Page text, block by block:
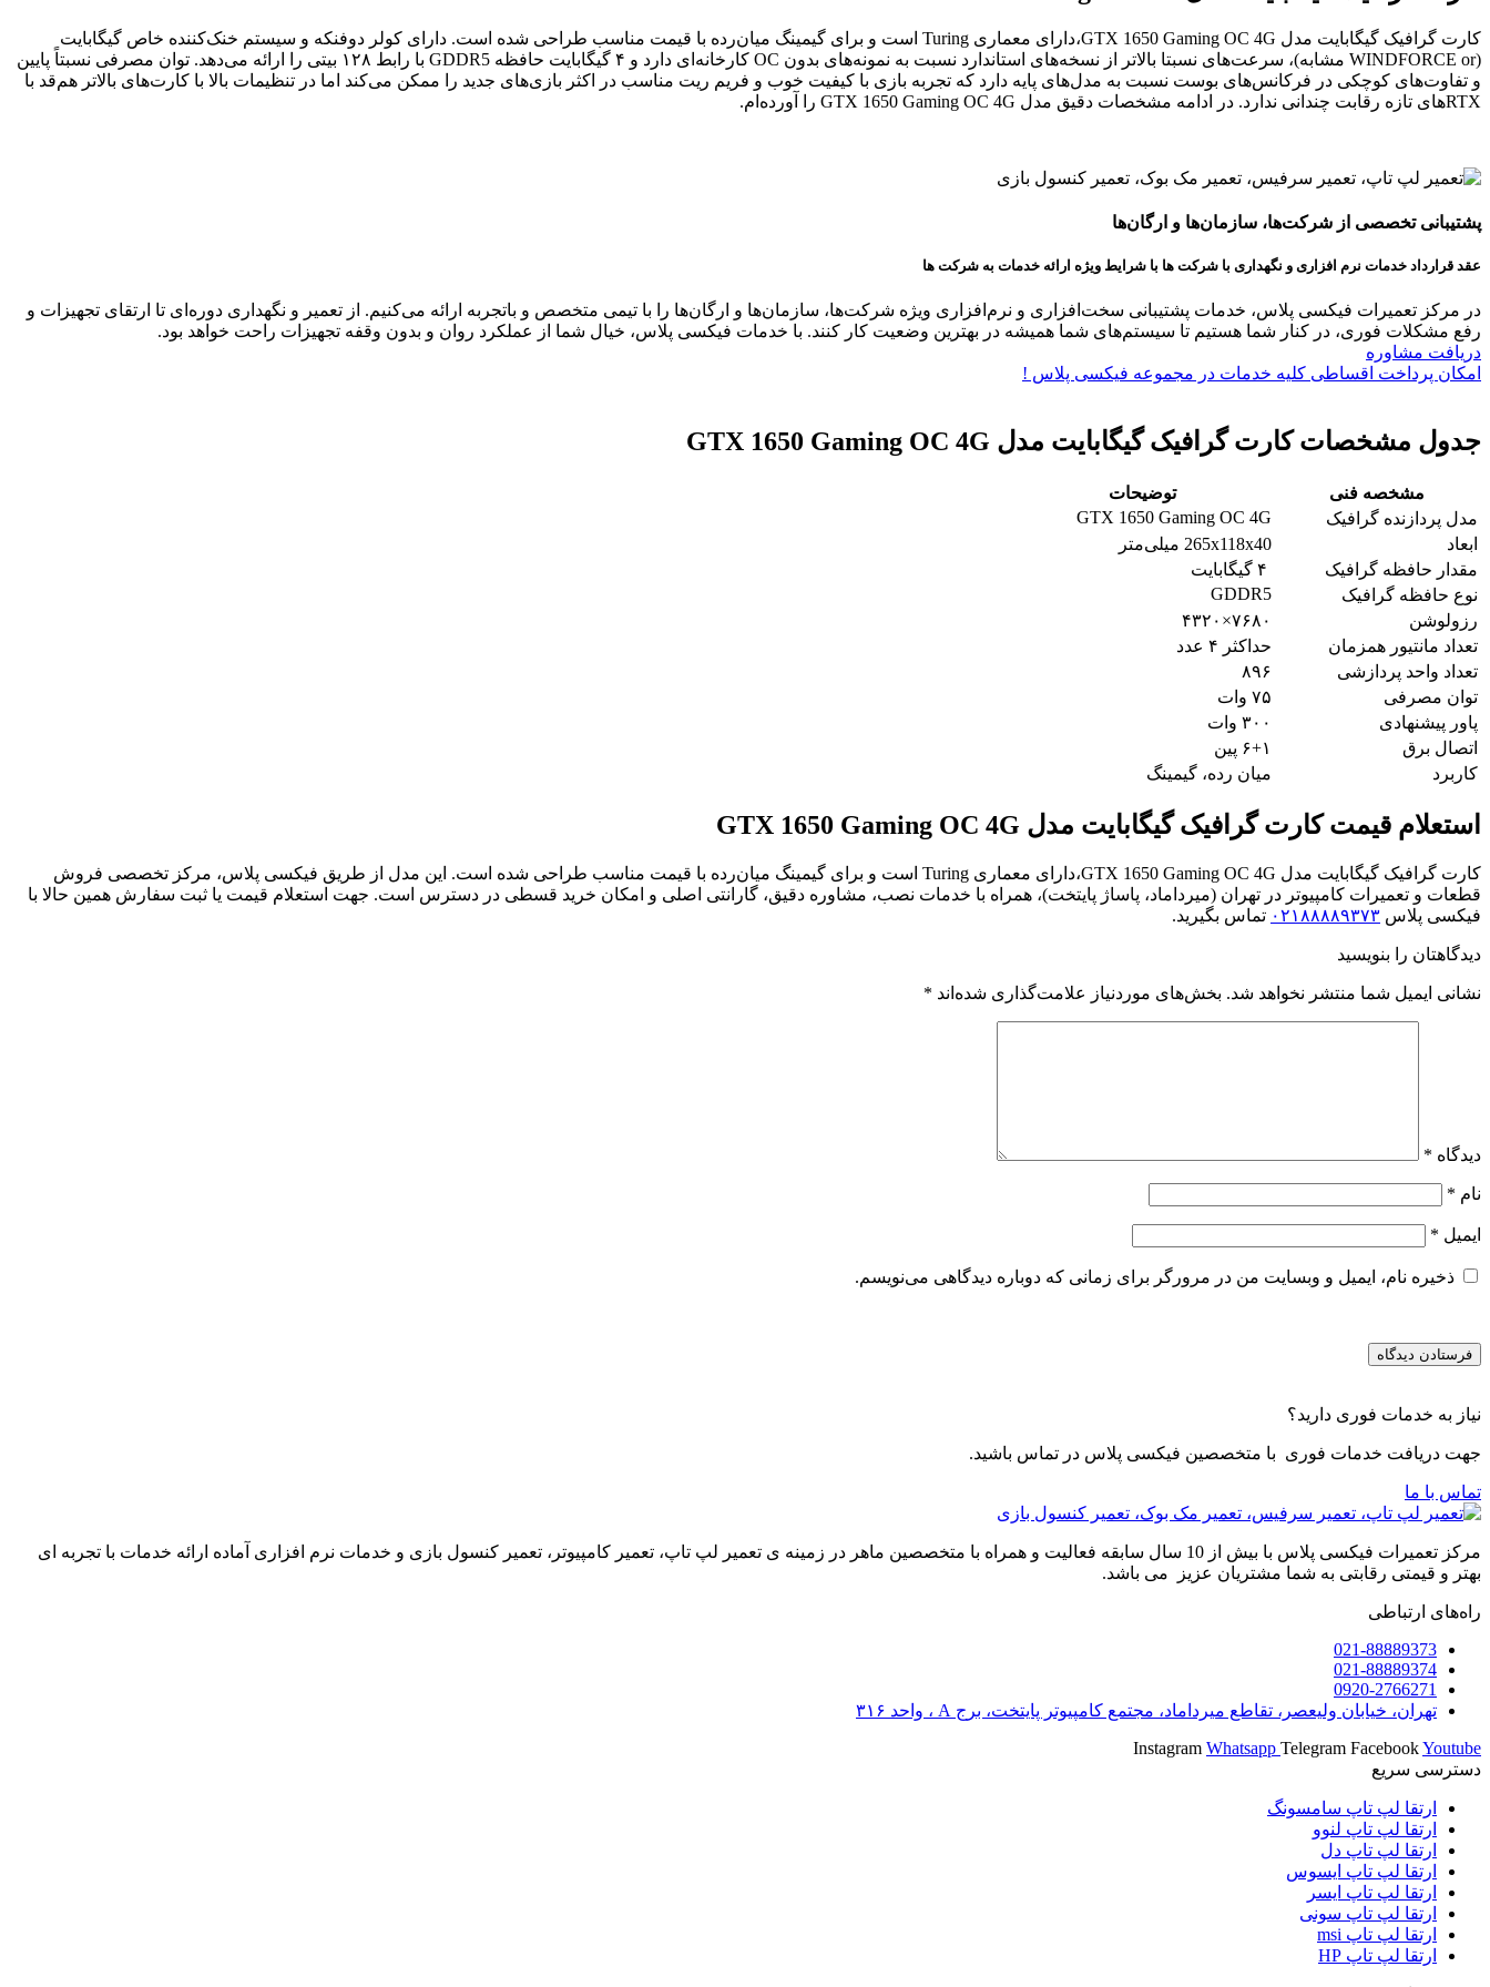
کارت گرافیک گیگابایت مدل GTX 1650 Gaming OC 4G،دارای معماری Turing است و برای گیمینگ میان‌رده با قیمت مناسب طراحی شده است. دارای کولر دوفنکه و سیستم خنک‌کننده خاص گیگابایت
(WINDFORCE or مشابه)، سرعت‌های نسبتا بالاتر از نسخه‌های استاندارد نسبت به نمونه‌های بدون OC کارخانه‌ای دارد و ۴ گیگابایت حافظه GDDR5 با رابط ۱۲۸ بیتی را ارائه می‌دهد. توان مصرفی نسبتاً پایین
و تفاوت‌های کوچکی در فرکانس‌های بوست نسبت به مدل‌های پایه دارد که تجربه بازی با کیفیت خوب و فریم ریت مناسب در اکثر بازی‌های جدید را ممکن می‌کند اما در تنظیمات بالا با کارت‌های بالاتر هم‌قد با
RTX‌های تازه رقابت چندانی ندارد. در ادامه مشخصات دقیق مدل GTX 1650 Gaming OC 4G را آورده‌ام.
پشتیبانی تخصصی از شرکت‌ها، سازمان‌ها و ارگان‌ها
عقد قرارداد خدمات نرم افزاری و نگهداری با شرکت ها با شرایط ویژه ارائه خدمات به شرکت ها
در مرکز تعمیرات فیکسی پلاس، خدمات پشتیبانی سخت‌افزاری و نرم‌افزاری ویژه شرکت‌ها، سازمان‌ها و ارگان‌ها را با تیمی متخصص و باتجربه ارائه می‌کنیم. از تعمیر و نگهداری دوره‌ای تا ارتقای تجهیزات و
رفع مشکلات فوری، در کنار شما هستیم تا سیستم‌های شما همیشه در بهترین وضعیت کار کنند. با خدمات فیکسی پلاس، خیال شما از عملکرد روان و بدون وقفه تجهیزات راحت خواهد بود.
دریافت مشاوره
امکان پرداخت اقساطی کلیه خدمات در مجموعه فیکسی پلاس !
جدول مشخصات کارت گرافیک گیگابایت مدل GTX 1650 Gaming OC 4G
مشخصه فنی
توضیحات
مدل پردازنده گرافیک
GTX 1650 Gaming OC 4G
ابعاد
265x118x40 میلی‌متر
مقدار حافظه گرافیک
نوع حافظه گرافیک
GDDR5
رزولوشن
۷۶۸۰×۴۳۲۰
تعداد مانتیور همزمان
حداکثر ۴ عدد
تعداد واحد پردازشی
۸۹۶
توان مصرفی
۷۵ وات
پاور پیشنهادی
۳۰۰ وات
اتصال برق
۶+۱ پین
کاربرد
میان رده، گیمینگ
استعلام قیمت کارت گرافیک گیگابایت مدل GTX 1650 Gaming OC 4G
کارت گرافیک گیگابایت مدل GTX 1650 Gaming OC 4G،دارای معماری Turing است و برای گیمینگ میان‌رده با قیمت مناسب طراحی شده است. این مدل از طریق فیکسی پلاس، مرکز تخصصی فروش
قطعات و تعمیرات کامپیوتر در تهران (میرداماد، پاساژ پایتخت)، همراه با خدمات نصب، مشاوره دقیق، گارانتی اصلی و امکان خرید قسطی در دسترس است. جهت استعلام قیمت یا ثبت سفارش همین حالا با
فیکسی پلاس ۰۲۱۸۸۸۸۹۳۷۳ تماس بگیرید.
دیدگاهتان را بنویسید
نشانی ایمیل شما منتشر نخواهد شد. بخش‌های موردنیاز علامت‌گذاری شده‌اند *
دیدگاه *
نام *
ایمیل *
ذخیره نام، ایمیل و وبسایت من در مرورگر برای زمانی که دوباره دیدگاهی می‌نویسم.
نیاز به خدمات فوری دارید؟
جهت دریافت خدمات فوری با متخصصین فیکسی پلاس در تماس باشید.
تماس با ما
مرکز تعمیرات فیکسی پلاس با بیش از 10 سال سابقه فعالیت و همراه با متخصصین ماهر در زمینه ی تعمیر لپ تاپ، تعمیر کامپیوتر، تعمیر کنسول بازی و خدمات نرم افزاری آماده ارائه خدمات با تجربه ای
بهتر و قیمتی رقابتی به شما مشتریان عزیز می باشد.
راه‌های ارتباطی
021-88889373
021-88889374
0920-2766271
تهران، خیابان ولیعصر، تقاطع میرداماد، مجتمع کامپیوتر پایتخت، برج A ، واحد ۳۱۶
Instagram Whatsapp Telegram FacebookYoutube
دسترسی سریع
ارتقا لپ تاپ سامسونگ
ارتقا لپ تاپ لنوو
ارتقا لپ تاپ دل
ارتقا لپ تاپ ایسوس
ارتقا لپ تاپ ایسر
ارتقا لپ تاپ سونی
ارتقا لپ تاپ msi
ارتقا لپ تاپ HP